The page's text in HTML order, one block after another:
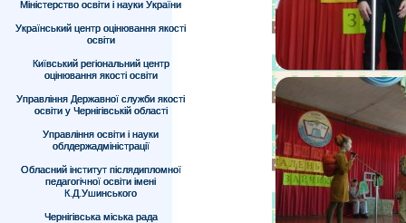
Міністерство освіти і науки України
Український центр оцінювання якості
освіти
Київський регіональний центр
оцінювання якості освіти
Управління Державної служби якості
освіти у Чернігівській області
Управління освіти і науки
облдержадміністрації
Обласний інститут післядипломної
педагогічної освіти імені
К.Д.Ушинського
Чернігівська міська рада